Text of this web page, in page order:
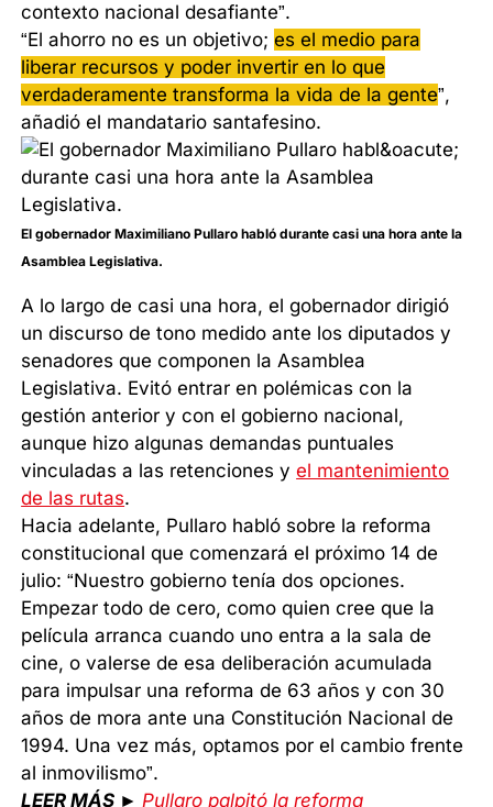
contexto nacional desafiante”.
“El ahorro no es un objetivo;es el medio para
liberar recursos y poder invertir en lo que
verdaderamente transforma la vida de la gente”,
añadió el mandatario santafesino.
El gobernador Maximiliano Pullaro habló durante casi una hora ante la
Asamblea Legislativa.
A lo largo de casi una hora, el gobernador dirigió
un discurso de tono medido ante los diputados y
senadores que componen la Asamblea
Legislativa. Evitó entrar en polémicas con la
gestión anterior y con el gobierno nacional,
aunque hizo algunas demandas puntuales
vinculadas a las retenciones yel mantenimiento
de las rutas.
Hacia adelante, Pullaro habló sobre la reforma
constitucional que comenzará el próximo 14 de
julio: “Nuestro gobierno tenía dos opciones.
Empezar todo de cero, como quien cree que la
película arranca cuando uno entra a la sala de
cine, o valerse de esa deliberación acumulada
para impulsar una reforma de 63 años y con 30
años de mora ante una Constitución Nacional de
1994. Una vez más, optamos por el cambio frente
al inmovilismo”.
LEER MÁS ► Pullaro palpitó la reforma